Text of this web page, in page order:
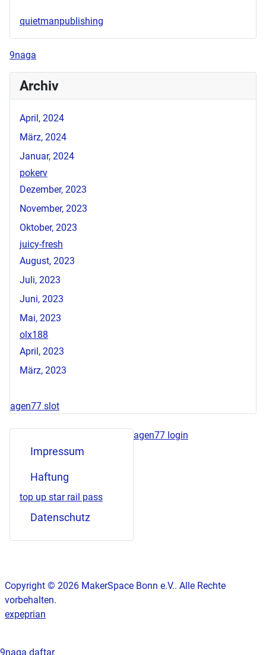
quietmanpublishing
9naga
Archiv
April, 2024
März, 2024
Januar, 2024
pokerv
Dezember, 2023
November, 2023
Oktober, 2023
juicy-fresh
August, 2023
Juli, 2023
Juni, 2023
Mai, 2023
olx188
April, 2023
März, 2023
agen77 slot
Impressum
Haftung
top up star rail pass
Datenschutz
agen77 login
Copyright © 2026 MakerSpace Bonn e.V.. Alle Rechte
vorbehalten.
expeprian
9naga daftar